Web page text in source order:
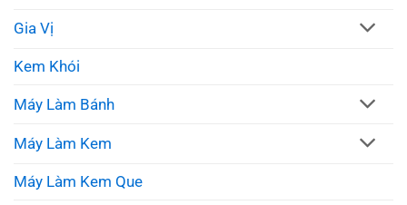
Gia Vị
Kem Khói
Máy Làm Bánh
Máy Làm Kem
Máy Làm Kem Que